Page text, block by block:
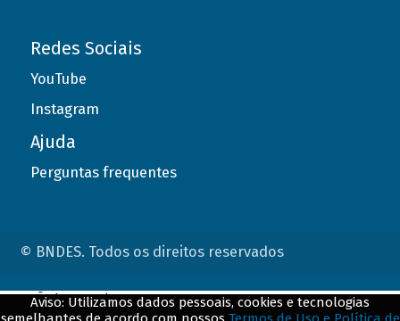
Redes Sociais
YouTube
Instagram
Ajuda
Perguntas frequentes
© BNDES. Todos os direitos reservados
Aviso: Utilizamos dados pessoais, cookies e tecnologias
ConteÃºdo complementar